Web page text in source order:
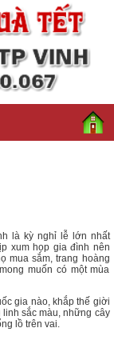
là kỳ nghỉ lễ lớn nhất
xum họp gia đình nên
mua sắm, trang hoàng
muốn có một mùa
gia nào, khắp thế giời
sắc màu, những cây
lồ trên vai.